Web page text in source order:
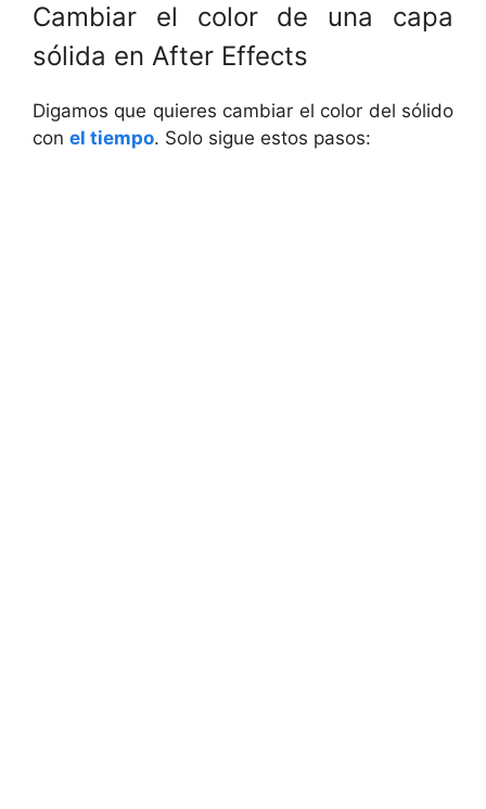
Cambiar el color de una capa
sólida en After Effects
Digamos que quieres cambiar el color del sólido
con el tiempo. Solo sigue estos pasos: